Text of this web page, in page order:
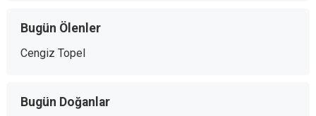
Bugün Ölenler
Cengiz Topel
Bugün Doğanlar